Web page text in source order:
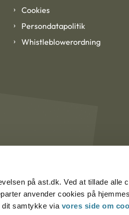
på ast.dk. Ved at tillade alle
anvender cookies på
samtykke via vores side om
Cookies
Persondatapolitik
Whistleblowerordning